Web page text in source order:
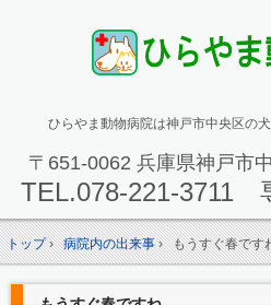
ひらやま動物病院は神戸市中央区の
〒651-0062 兵庫県神戸市
TEL.078-221-3711
トップ› 病院内の出来事› もうすぐ春です